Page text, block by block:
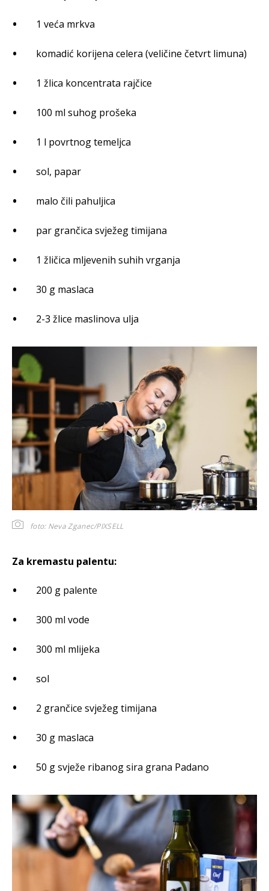
1 veća mrkva
komadić korijena celera (veličine četvrt limuna)
1 žlica koncentrata rajčice
100 ml suhog prošeka
1 l povrtnog temeljca
sol, papar
malo čili pahuljica
par grančica svježeg timijana
1 žličica mljevenih suhih vrganja
30 g maslaca
2-3 žlice maslinova ulja
foto: Neva Zganec/PIXSELL
Za kremastu palentu:
200 g palente
300 ml vode
300 ml mlijeka
sol
2 grančice svježeg timijana
30 g maslaca
50 g svježe ribanog sira grana Padano